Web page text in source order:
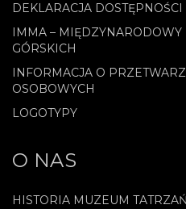
DEKLARACJA DOSTĘPNOŚCI
IMMA –
GÓRSKICH
INFORMACJA O
OSOBOWYCH
LOGOTYPY
O NAS
HISTORIA MUZEUM